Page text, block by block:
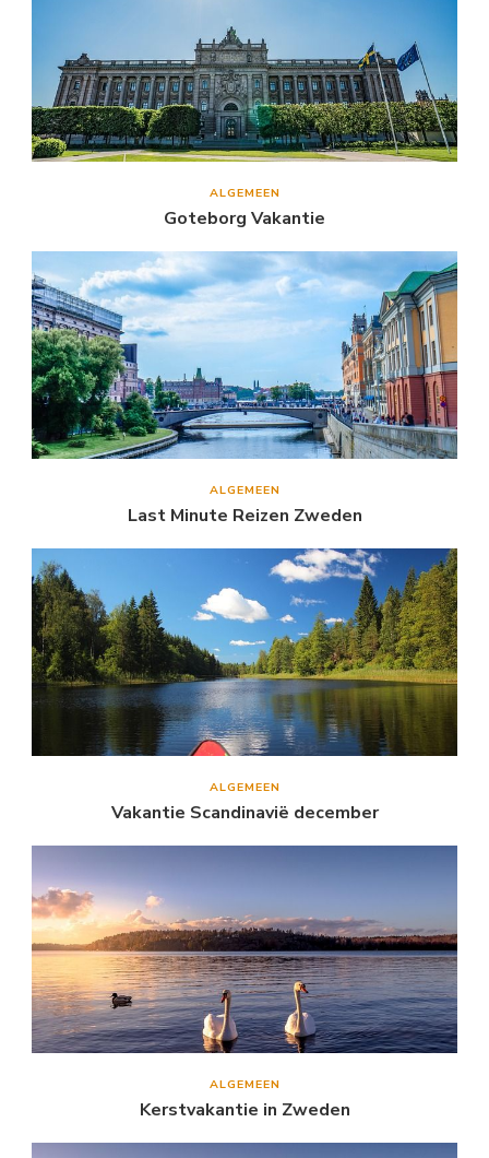
ALGEMEEN
Goteborg Vakantie
ALGEMEEN
Last Minute Reizen Zweden
ALGEMEEN
Vakantie Scandinavië december
ALGEMEEN
Kerstvakantie in Zweden